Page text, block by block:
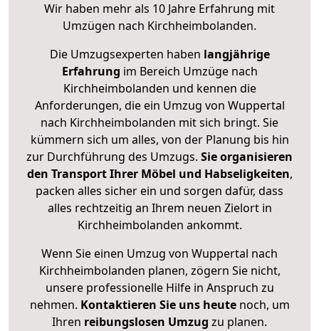
Wir haben mehr als 10 Jahre Erfahrung mit
Umzügen nach Kirchheimbolanden.
Die Umzugsexperten haben langjährige
Erfahrung im Bereich Umzüge nach
Kirchheimbolanden und kennen die
Anforderungen, die ein Umzug von Wuppertal
nach Kirchheimbolanden mit sich bringt. Sie
kümmern sich um alles, von der Planung bis hin
zur Durchführung des Umzugs. Sie organisieren
den Transport Ihrer Möbel und Habseligkeiten,
packen alles sicher ein und sorgen dafür, dass
alles rechtzeitig an Ihrem neuen Zielort in
Kirchheimbolanden ankommt.
Wenn Sie einen Umzug von Wuppertal nach
Kirchheimbolanden planen, zögern Sie nicht,
unsere professionelle Hilfe in Anspruch zu
nehmen. Kontaktieren Sie uns heutenoch, um
Ihren reibungslosen Umzug zu planen.